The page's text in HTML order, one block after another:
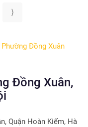
⟩
Phường Đồng Xuân
Đồng Xuân,
Quận Hoàn Kiếm, Hà